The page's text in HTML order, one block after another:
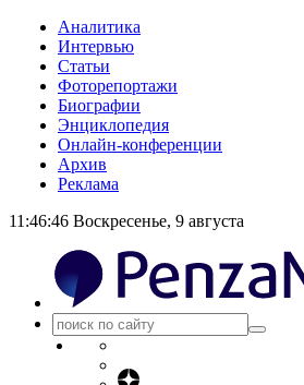
Аналитика
Интервью
Статьи
Фоторепортажи
Биографии
Энциклопедия
Онлайн-конференции
Архив
Реклама
11:46:47 Воскресенье, 9 августа